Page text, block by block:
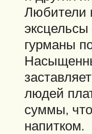
Любители
гурманы
людей
суммы,
напитком.